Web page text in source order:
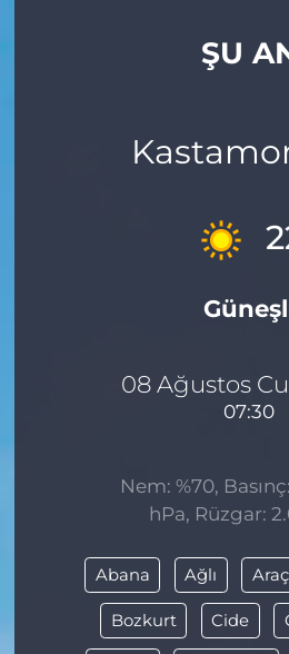
ŞU
08 Ağustos
07:30
Nem: %70,
hPa, Rüzgar:
Abana Ağlı Araç
Bozkurt Cide